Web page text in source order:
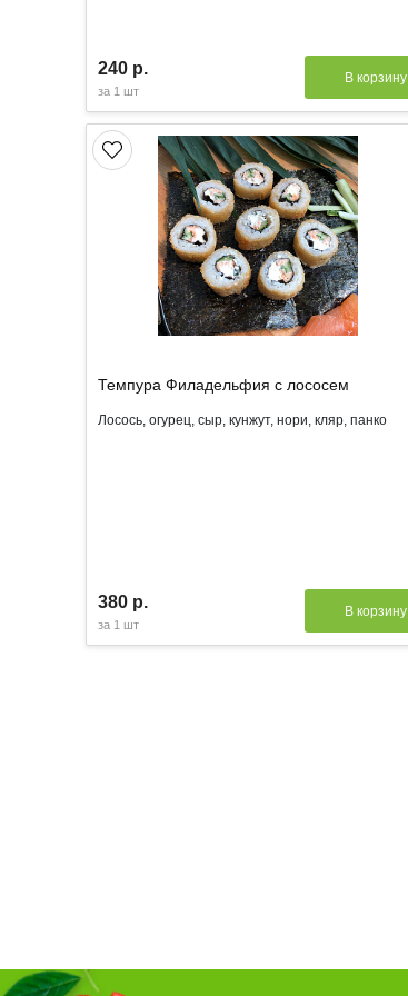
240 р.
за 1 шт
В корзину
Темпура Филадельфия с лососем
Лосось, огурец, сыр, кунжут, нори, кляр, панко
380 р.
за 1 шт
В корзину